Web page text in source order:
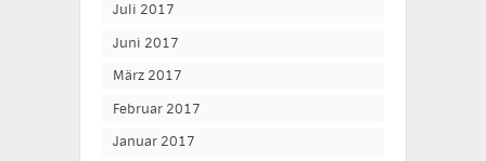
Juli 2017
Juni 2017
März 2017
Februar 2017
Januar 2017